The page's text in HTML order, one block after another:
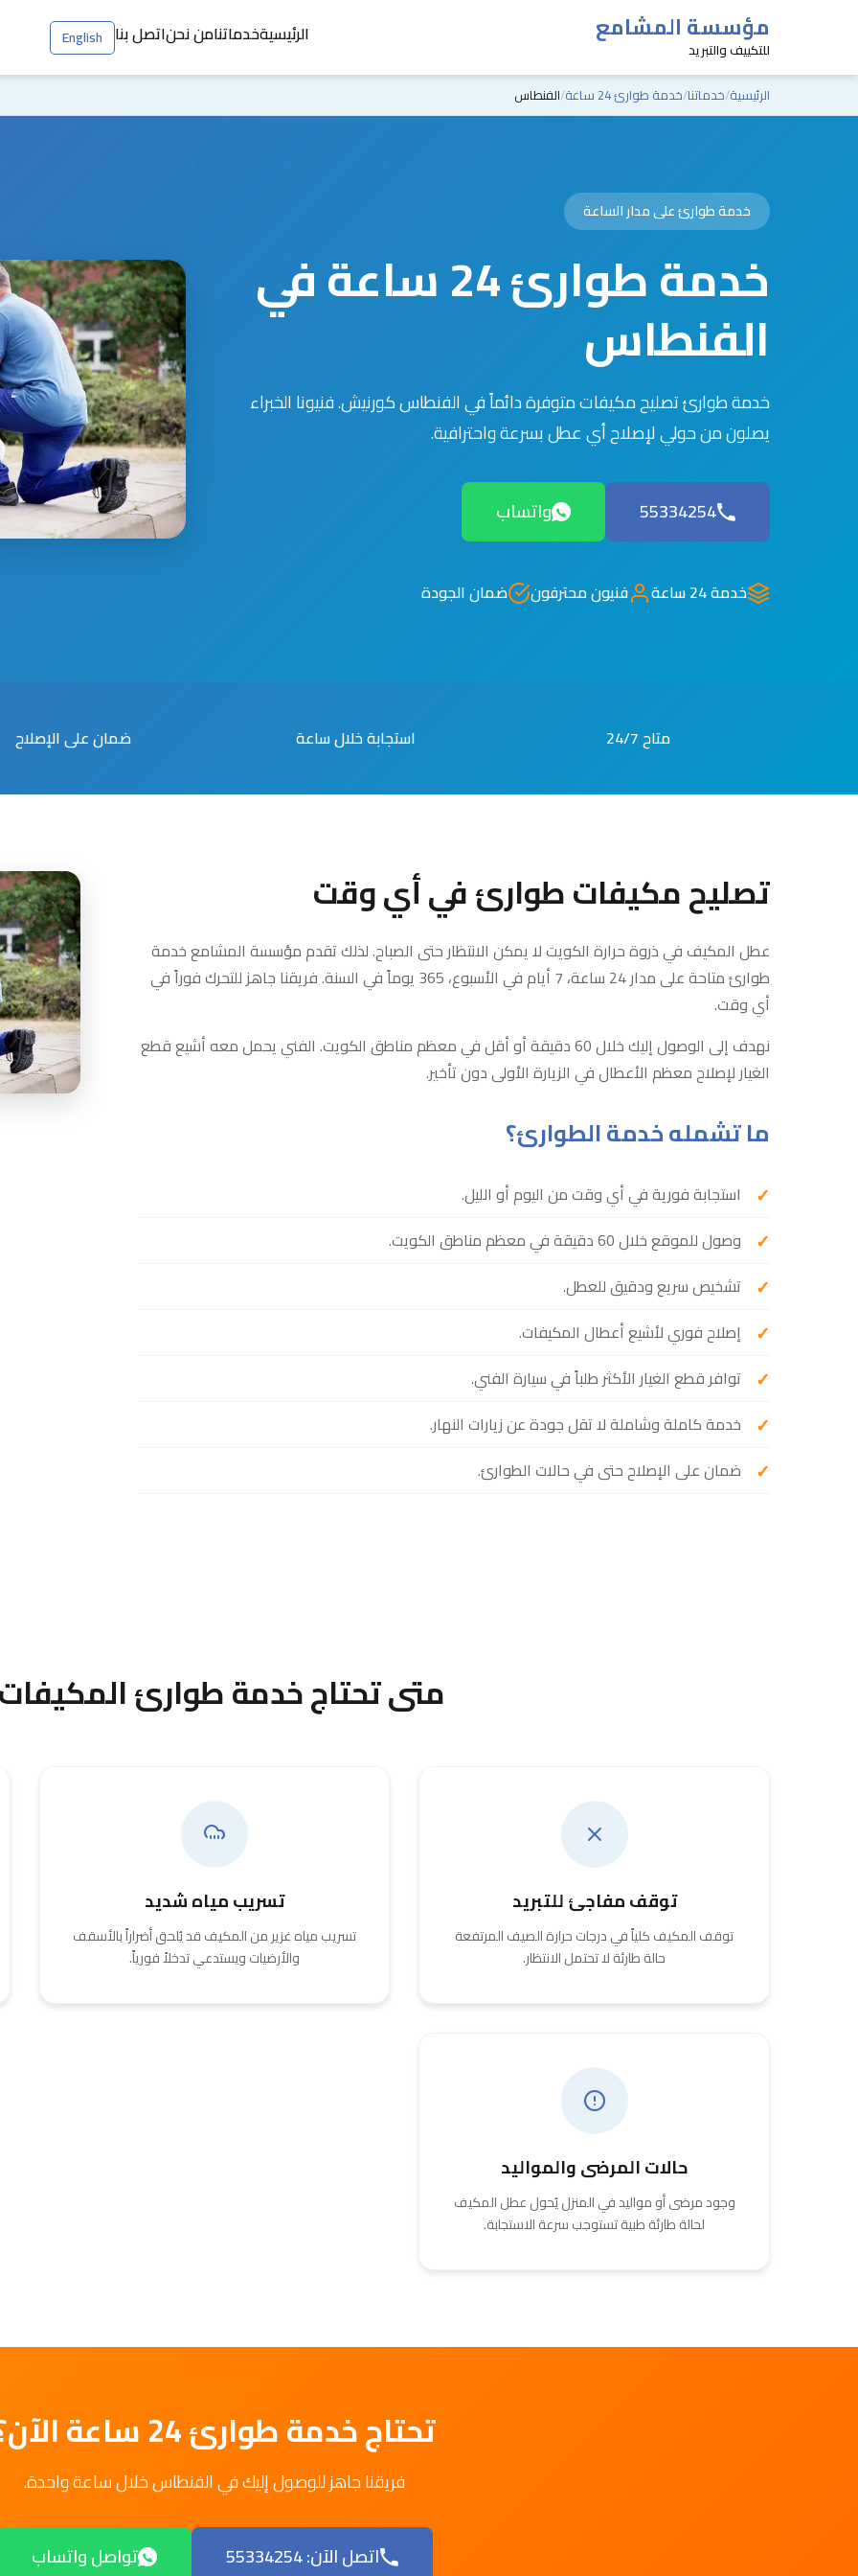
مؤسسة المشامع
للتكييف والتبريد
الرئيسيةخدماتنامن نحناتصل بنا English
الرئيسية خدماتنا خدمة طوارئ 24 ساعة الفنطاس
خدمة طوارئ على مدار الساعة
خدمة طوارئ 24 ساعة في
الفنطاس
خدمة طوارئ تصليح مكيفات متوفرة دائماً في الفنطاس كورنيش. فنيونا الخبراء
يصلون من حولي لإصلاح أي عطل بسرعة واحترافية.
55334254 واتساب
خدمة 24 ساعة فنيون محترفون ضمان الجودة
متاح 24/7 استجابة خلال ساعة ضمان على الإصلاح
تصليح مكيفات طوارئ في أي وقت
عطل المكيف في ذروة حرارة الكويت لا يمكن الانتظار حتى الصباح. لذلك تقدم مؤسسة المشامع خدمة
طوارئ متاحة على مدار 24 ساعة، 7 أيام في الأسبوع، 365 يوماً في السنة. فريقنا جاهز للتحرك فوراً في
أي وقت.
نهدف إلى الوصول إليك خلال 60 دقيقة أو أقل في معظم مناطق الكويت. الفني يحمل معه أشيع قطع
الغيار لإصلاح معظم الأعطال في الزيارة الأولى دون تأخير.
ما تشمله خدمة الطوارئ؟
استجابة فورية في أي وقت من اليوم أو الليل.
وصول للموقع خلال 60 دقيقة في معظم مناطق الكويت.
تشخيص سريع ودقيق للعطل.
إصلاح فوري لأشيع أعطال المكيفات.
توافر قطع الغيار الأكثر طلباً في سيارة الفني.
خدمة كاملة وشاملة لا تقل جودة عن زيارات النهار.
ضمان على الإصلاح حتى في حالات الطوارئ.
متى تحتاج خدمة طوارئ
توقف مفاجئ للتبريد
توقف المكيف كلياً في درجات حرارة الصيف المرتفعة
حالة طارئة لا تحتمل الانتظار.
تسريب مياه شديد
تسريب مياه غزير من المكيف قد يُلحق أضراراً بالأسقف
والأرضيات ويستدعي تدخلاً فورياً.
حالات المرضى والمواليد
وجود مرضى أو مواليد في المنزل يُحول عطل المكيف
لحالة طارئة طبية تستوجب سرعة الاستجابة.
تحتاج خدمة طوارئ 24 ساعة الآن؟
فريقنا جاهز للوصول إليك في الفنطاس خلال ساعة واحدة.
اتصل الآن: 55334254 تواصل واتساب